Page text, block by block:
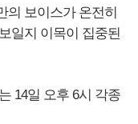
의 보이스가 온전히
일지 이목이 집중된
14일 오후 6시 각종